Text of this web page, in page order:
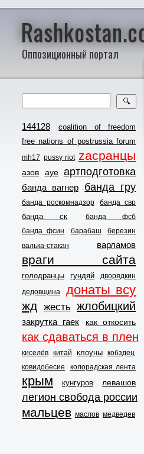
Оппозиционный портал
🔍
144128
coalition of freedom
free nations of postrussia forum
mh17 pussy riot zасранцы
азов ауе артподготовка
банда вагнер банда гру
банда роскомнадзор банда свр
банда ск
банда фсб
банда фсин
барабаш
березин
валька-стакан
варламов
враги сайта
голодранцы гундяй
дворядкин
дедовщина
донаты всу
жд жесть жлобицкий
закрутка гаек как откосить
как сдаваться в плен
киселёв китай клоуны кобздец
ковидобесие
колорадская лента
крым кунгуров левашов
легион свобода россии
мальцев маслов медведев